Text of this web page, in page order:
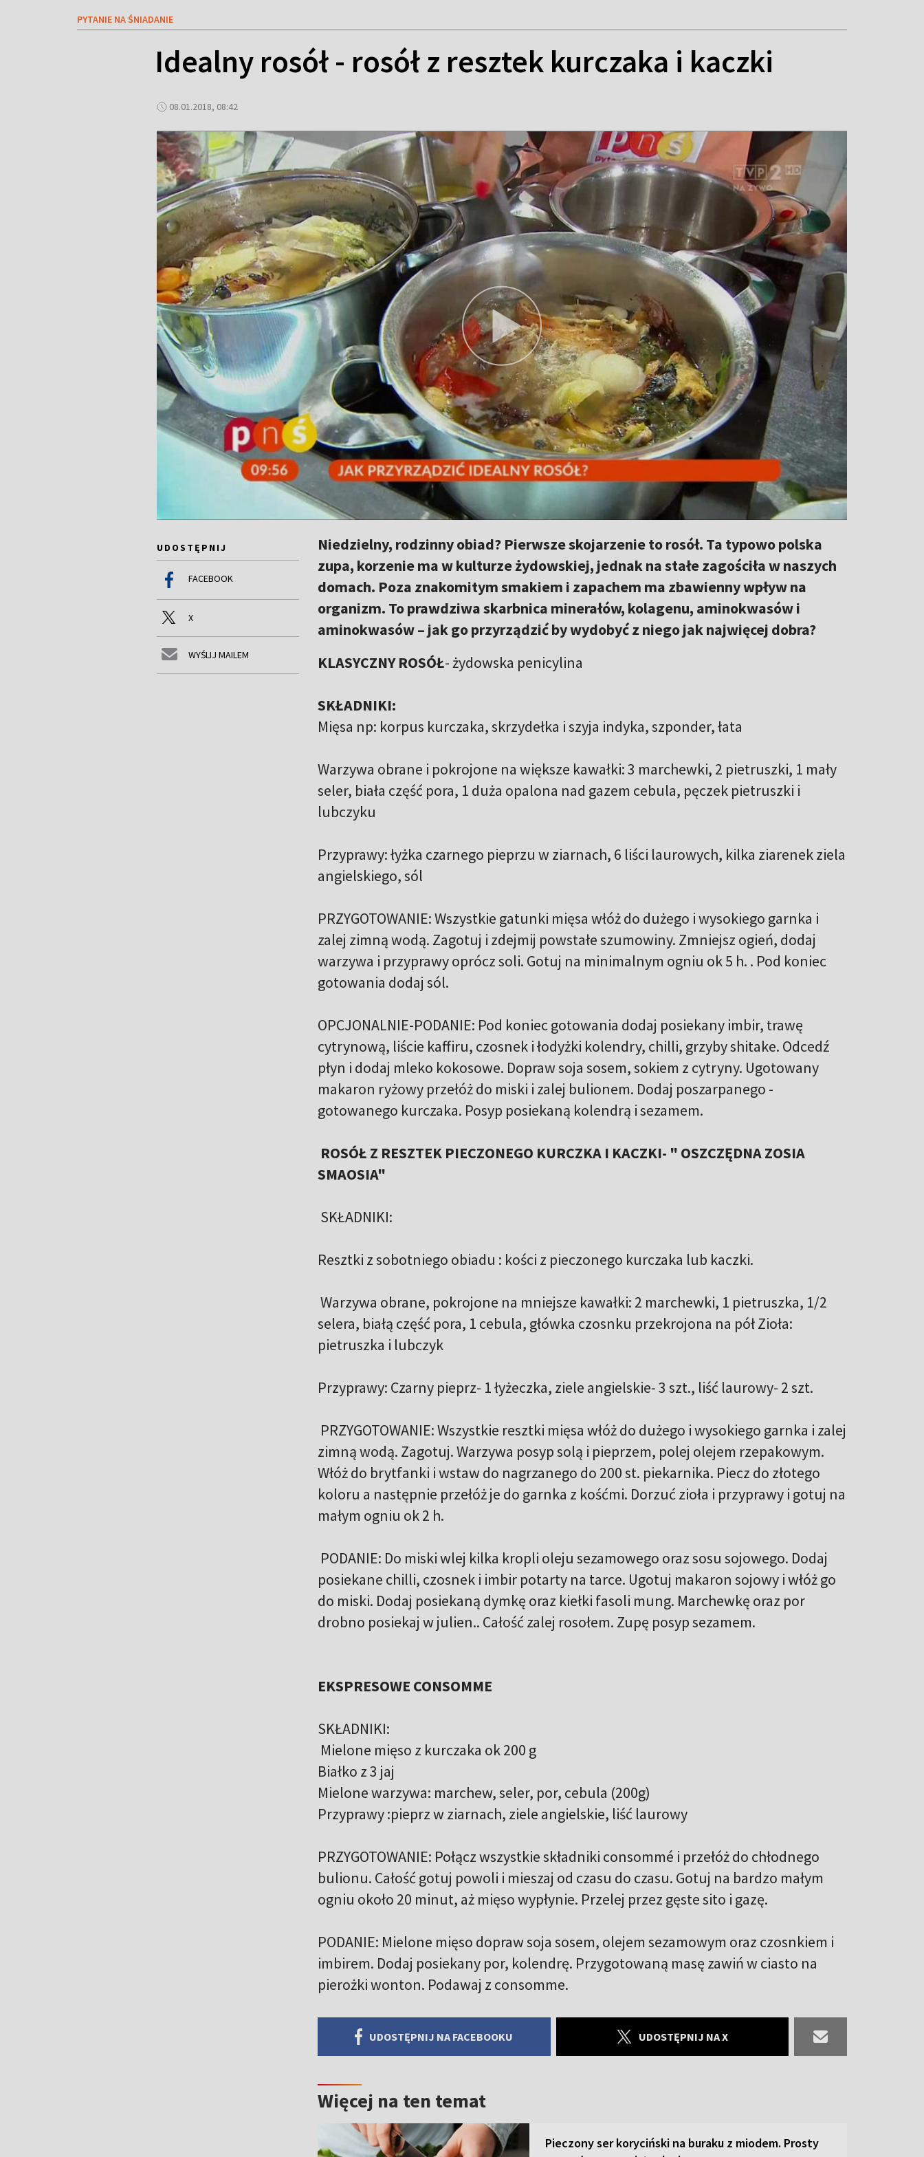
PYTANIE NA ŚNIADANIE
Idealny rosół - rosół z resztek kurczaka i kaczki
08.01.2018, 08:42
UDOSTĘPNIJ
FACEBOOK
X
WYŚLIJ MAILEM
Niedzielny, rodzinny obiad? Pierwsze skojarzenie to rosół. Ta typowo polska
zupa, korzenie ma w kulturze żydowskiej, jednak na stałe zagościła w naszych
domach. Poza znakomitym smakiem i zapachem ma zbawienny wpływ na
organizm. To prawdziwa skarbnica minerałów, kolagenu, aminokwasów i
aminokwasów – jak go przyrządzić by wydobyć z niego jak najwięcej dobra?
KLASYCZNY ROSÓŁ- żydowska penicylina
SKŁADNIKI:
Mięsa np: korpus kurczaka, skrzydełka i szyja indyka, szponder, łata
Warzywa obrane i pokrojone na większe kawałki: 3 marchewki, 2 pietruszki, 1 mały
seler, biała część pora, 1 duża opalona nad gazem cebula, pęczek pietruszki i
lubczyku
Przyprawy: łyżka czarnego pieprzu w ziarnach, 6 liści laurowych, kilka ziarenek ziela
angielskiego, sól
PRZYGOTOWANIE: Wszystkie gatunki mięsa włóż do dużego i wysokiego garnka i
zalej zimną wodą. Zagotuj i zdejmij powstałe szumowiny. Zmniejsz ogień, dodaj
warzywa i przyprawy oprócz soli. Gotuj na minimalnym ogniu ok 5 h. . Pod koniec
gotowania dodaj sól.
OPCJONALNIE-PODANIE: Pod koniec gotowania dodaj posiekany imbir, trawę
cytrynową, liście kaffiru, czosnek i łodyżki kolendry, chilli, grzyby shitake. Odcedź
płyn i dodaj mleko kokosowe. Dopraw soja sosem, sokiem z cytryny. Ugotowany
makaron ryżowy przełóż do miski i zalej bulionem. Dodaj poszarpanego -
gotowanego kurczaka. Posyp posiekaną kolendrą i sezamem.
ROSÓŁ Z RESZTEK PIECZONEGO KURCZKA I KACZKI- " OSZCZĘDNA ZOSIA
SMAOSIA"
SKŁADNIKI:
Resztki z sobotniego obiadu : kości z pieczonego kurczaka lub kaczki.
Warzywa obrane, pokrojone na mniejsze kawałki: 2 marchewki, 1 pietruszka, 1/2
selera, białą część pora, 1 cebula, główka czosnku przekrojona na pół Zioła:
pietruszka i lubczyk
Przyprawy: Czarny pieprz- 1 łyżeczka, ziele angielskie- 3 szt., liść laurowy- 2 szt.
PRZYGOTOWANIE: Wszystkie resztki mięsa włóż do dużego i wysokiego garnka i zalej
zimną wodą. Zagotuj. Warzywa posyp solą i pieprzem, polej olejem rzepakowym.
Włóż do brytfanki i wstaw do nagrzanego do 200 st. piekarnika. Piecz do złotego
koloru a następnie przełóż je do garnka z kośćmi. Dorzuć zioła i przyprawy i gotuj na
małym ogniu ok 2 h.
PODANIE: Do miski wlej kilka kropli oleju sezamowego oraz sosu sojowego. Dodaj
posiekane chilli, czosnek i imbir potarty na tarce. Ugotuj makaron sojowy i włóż go
do miski. Dodaj posiekaną dymkę oraz kiełki fasoli mung. Marchewkę oraz por
drobno posiekaj w julien.. Całość zalej rosołem. Zupę posyp sezamem.
EKSPRESOWE CONSOMME
SKŁADNIKI:
Mielone mięso z kurczaka ok 200 g
Białko z 3 jaj
Mielone warzywa: marchew, seler, por, cebula (200g)
Przyprawy :pieprz w ziarnach, ziele angielskie, liść laurowy
PRZYGOTOWANIE: Połącz wszystkie składniki consommé i przełóż do chłodnego
bulionu. Całość gotuj powoli i mieszaj od czasu do czasu. Gotuj na bardzo małym
ogniu około 20 minut, aż mięso wypłynie. Przelej przez gęste sito i gazę.
PODANIE: Mielone mięso dopraw soja sosem, olejem sezamowym oraz czosnkiem i
imbirem. Dodaj posiekany por, kolendrę. Przygotowaną masę zawiń w ciasto na
pierożki wonton. Podawaj z consomme.
UDOSTĘPNIJ NA FACEBOOKU UDOSTĘPNIJ NA X
Więcej na ten temat
Pieczony ser koryciński na buraku z miodem. Prosty